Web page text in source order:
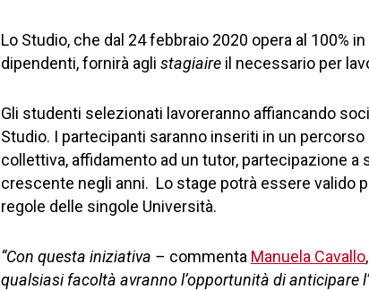
Lo Studio, che dal 24 febbraio 2020 opera al 100%
dipendenti, fornirà agli stagiaire il necessario per
Gli studenti selezionati lavoreranno affiancando
Studio. I partecipanti saranno inseriti in un
collettiva, affidamento ad un tutor, partecipazione a
crescente negli anni. Lo stage potrà essere valido
regole delle singole Università.
“Con questa iniziativa – commenta Manuela Cavallo
qualsiasi facoltà avranno l’opportunità di anticipare